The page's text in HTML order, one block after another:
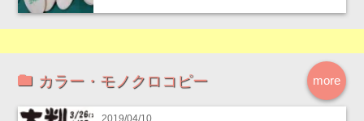
more
カラー・モノクロコピー